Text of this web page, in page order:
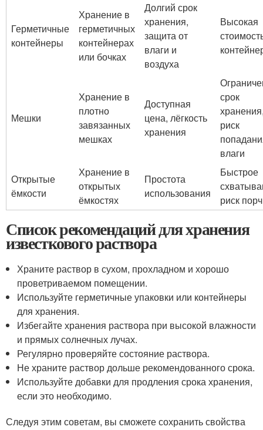
Герметичные
контейнеры
Хранение в
герметичных
контейнерах
или бочках
Долгий срок
хранения,
защита от
влаги и
воздуха
Высокая
Мешки
Хранение в
плотно
завязанных
мешках
Доступная
цена, лёгкость
хранения
срок
риск
влаги
Открытые
ёмкости
Хранение в
открытых
ёмкостях
Простота
использования
Быстрое
риск
Список рекомендаций для хранения
известкового раствора
Храните раствор в сухом, прохладном и хорошо
проветриваемом помещении.
Используйте герметичные упаковки или контейнеры
для хранения.
Избегайте хранения раствора при высокой влажности
и прямых солнечных лучах.
Регулярно проверяйте состояние раствора.
Не храните раствор дольше рекомендованного срока.
Используйте добавки для продления срока хранения,
если это необходимо.
Следуя этим советам, вы сможете сохранить свойства